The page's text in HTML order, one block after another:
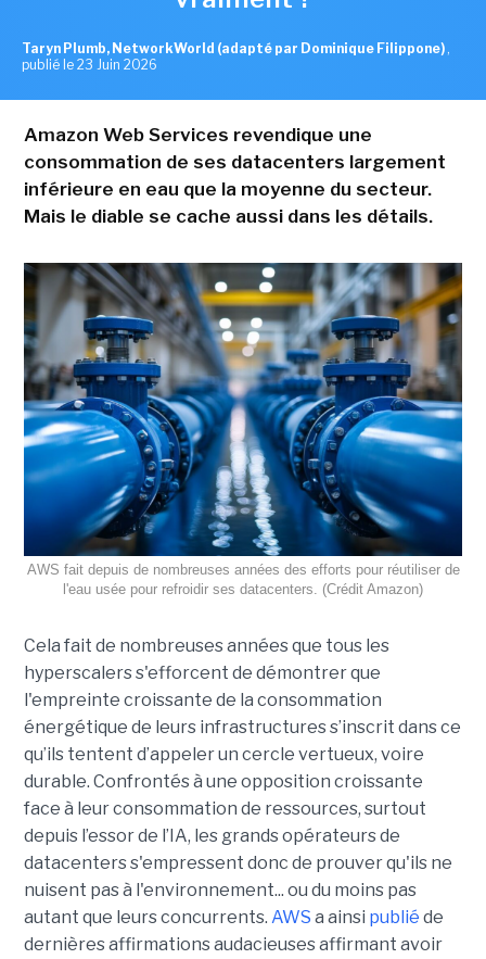
Taryn Plumb, NetworkWorld (adapté par Dominique Filippone) ,
publié le 23 Juin 2026
Amazon Web Services revendique une
consommation de ses datacenters largement
inférieure en eau que la moyenne du secteur.
Mais le diable se cache aussi dans les détails.
AWS fait depuis de nombreuses années des efforts pour réutiliser de
l'eau usée pour refroidir ses datacenters. (Crédit Amazon)
Cela fait de nombreuses années que tous les
hyperscalers s'efforcent de démontrer que
l'empreinte croissante de la consommation
énergétique de leurs infrastructures s’inscrit dans ce
qu’ils tentent d’appeler un cercle vertueux, voire
durable. Confrontés à une opposition croissante
face à leur consommation de ressources, surtout
depuis l’essor de l’IA, les grands opérateurs de
datacenters s'empressent donc de prouver qu'ils ne
nuisent pas à l'environnement... ou du moins pas
autant que leurs concurrents. AWS a ainsi publié de
dernières affirmations audacieuses affirmant avoir